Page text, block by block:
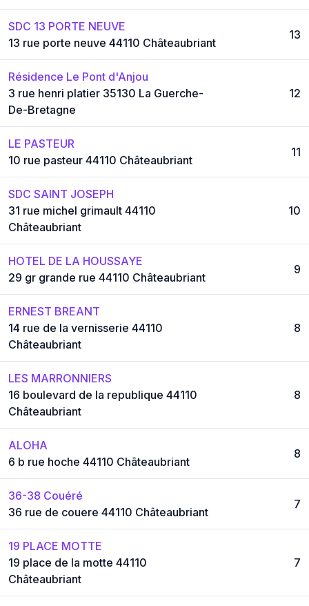
SDC 13 PORTE NEUVE
13 rue porte neuve 44110 Châteaubriant
13
Résidence Le Pont d'Anjou
3 rue henri platier 35130 La Guerche-
De-Bretagne
12
LE PASTEUR
10 rue pasteur 44110 Châteaubriant
11
SDC SAINT JOSEPH
31 rue michel grimault 44110
Châteaubriant
10
HOTEL DE LA HOUSSAYE
29 gr grande rue 44110 Châteaubriant
9
ERNEST BREANT
14 rue de la vernisserie 44110
Châteaubriant
8
LES MARRONNIERS
16 boulevard de la republique 44110
Châteaubriant
8
ALOHA
6 b rue hoche 44110 Châteaubriant
8
36-38 Couéré
36 rue de couere 44110 Châteaubriant
7
19 PLACE MOTTE
19 place de la motte 44110
Châteaubriant
7